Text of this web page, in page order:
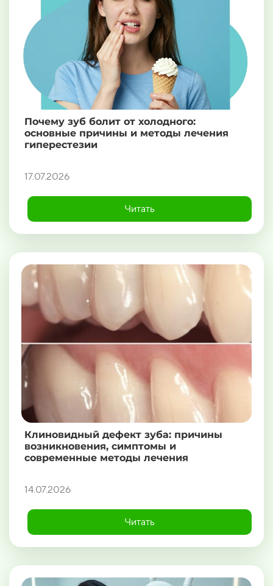
Почему зуб болит от холодного:
основные причины и методы лечения
гиперестезии
17.07.2026
Читать
Клиновидный дефект зуба: причины
возникновения, симптомы и
современные методы лечения
14.07.2026
Читать